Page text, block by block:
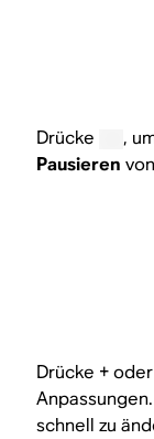
Drücke ,
Pausieren
Drücke +
schnell zu